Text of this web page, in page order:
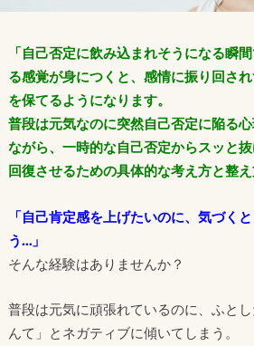
「自己否定に飲み込まれそうになる瞬
る感覚が身につくと、感情に振り回さ
を保てるようになります。
普段は元気なのに突然自己否定に陥る
ながら、一時的な自己否定からスッと
回復させるための具体的な考え方と整え
「自己肯定感を上げたいのに、気づく
う…」
そんな経験はありませんか？
普段は元気に頑張れているのに、ふと
んて」とネガティブに傾いてしまう。